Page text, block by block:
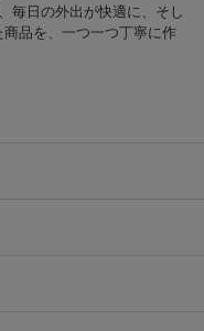
毎日の外出が快適に、そし
品を、一つ一つ丁寧に作